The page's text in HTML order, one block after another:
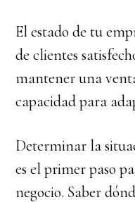
El estado de tu
de clientes
mantener una
capacidad para
Determinar la
es el primer paso
negocio. Saber